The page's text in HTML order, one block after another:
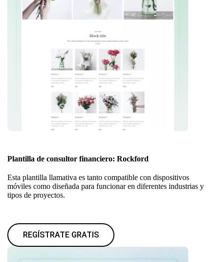
Plantilla de consultor financiero: Rockford
Esta plantilla llamativa es tanto compatible con dispositivos
móviles como diseñada para funcionar en diferentes industrias y
tipos de proyectos.
REGÍSTRATE GRATIS